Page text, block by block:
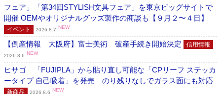
フェア」「第34回STYLISH文具フェア」を東京ビッグサイトで
開催 OEMやオリジナルグッズ製作の商談も【９月２〜４日】
イベント 2026.8.7 NEW
【倒産情報 大阪府】富士美術 破産手続き開始決定 信用情報
2026.8.6 NEW
ヒサゴ 「FUJIPLA」から貼り直し可能な「CPリーフ ステッカ
ータイプ 自己吸着」を発売 のり残りなしでガラス面にも対応
新商品 2026.8.6 NEW